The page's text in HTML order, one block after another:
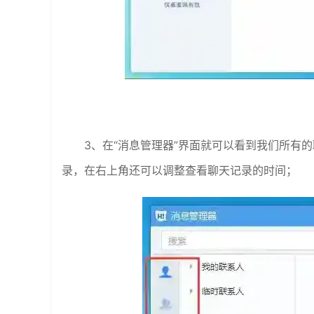
3、在“消息管理器”界面就可以看到我们所有
录，在右上角还可以调整查看聊天记录的时间；